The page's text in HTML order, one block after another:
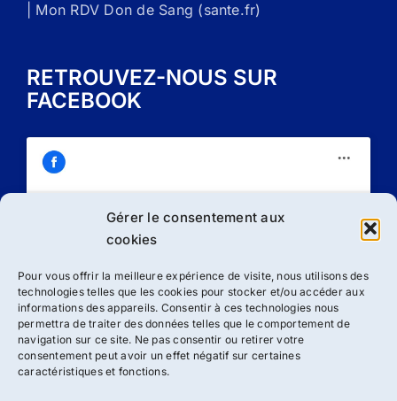
Gérer le consentement aux
cookies
Pour vous offrir la meilleure expérience de visite, nous utilisons des
technologies telles que les cookies pour stocker et/ou accéder aux
informations des appareils. Consentir à ces technologies nous
permettra de traiter des données telles que le comportement de
navigation sur ce site. Ne pas consentir ou retirer votre
consentement peut avoir un effet négatif sur certaines
caractéristiques et fonctions.
| Mon RDV Don de Sang (sante.fr)
RETROUVEZ-NOUS SUR
FACEBOOK
Cliquez sur « J’accepte » pour activer
J’accepte